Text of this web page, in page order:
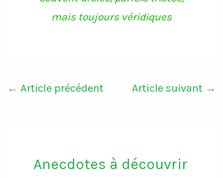
mais toujours véridiques
← Article précédent Article suivant →
Anecdotes à découvrir